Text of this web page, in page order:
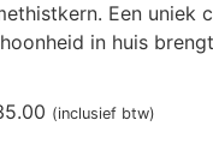
Een uniek
in huis
(inclusief btw)